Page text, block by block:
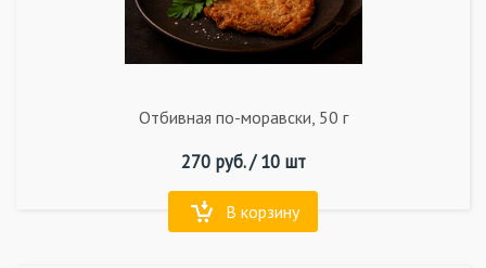
Отбивная по-моравски, 50 г
270руб. /10 шт
В корзину